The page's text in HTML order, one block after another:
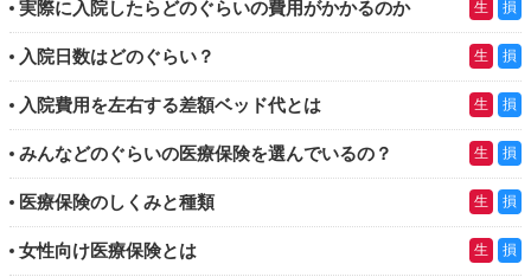
実際に入院したらどのぐらいの費用がかかるのか 生 損
入院日数はどのぐらい？ 生 損
入院費用を左右する差額ベッド代とは 生 損
みんなどのぐらいの医療保険を選んでいるの？ 生 損
医療保険のしくみと種類 生 損
女性向け医療保険とは 生 損